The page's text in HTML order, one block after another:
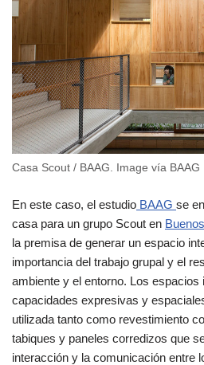
Casa Scout / BAAG. Image vía BAAG
En este caso, el estudio BAAG se
casa para un grupo Scout en
la premisa de generar un espacio
importancia del trabajo grupal y el
ambiente y el entorno. Los espacios
capacidades expresivas y
utilizada tanto como revestimiento
tabiques y paneles corredizos que
interacción y la comunicación entre